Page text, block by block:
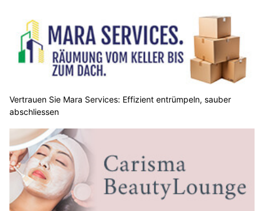
Vertrauen Sie Mara Services: Effizient entrümpeln, sauber
abschliessen